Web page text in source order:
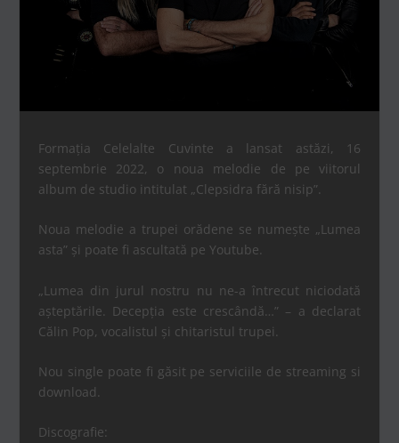
Formația Celelalte Cuvinte a lansat astăzi, 16
septembrie 2022, o noua melodie de pe viitorul
album de studio intitulat „Clepsidra fără nisip”.
Noua melodie a trupei orădene se numește „Lumea
asta” și poate fi ascultată pe Youtube.
„Lumea din jurul nostru nu ne-a întrecut niciodată
așteptările. Decepția este crescândă…” – a declarat
Călin Pop, vocalistul și chitaristul trupei.
Nou single poate fi găsit pe serviciile de streaming si
download.
Discografie: